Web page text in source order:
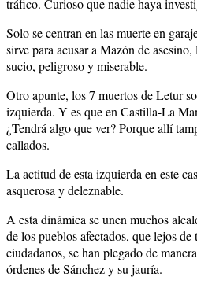
tráfico. Curioso que nadie haya
Solo se centran en las muerte en
sirve para acusar a Mazón de
sucio, peligroso y miserable.
Otro apunte, los 7 muertos de Letur
izquierda. Y es que en Castilla-La
¿Tendrá algo que ver? Porque allí
callados.
La actitud de esta izquierda en este
asquerosa y deleznable.
A esta dinámica se unen muchos
de los pueblos afectados, que lejos de
ciudadanos, se han plegado de
órdenes de Sánchez y su jauría.